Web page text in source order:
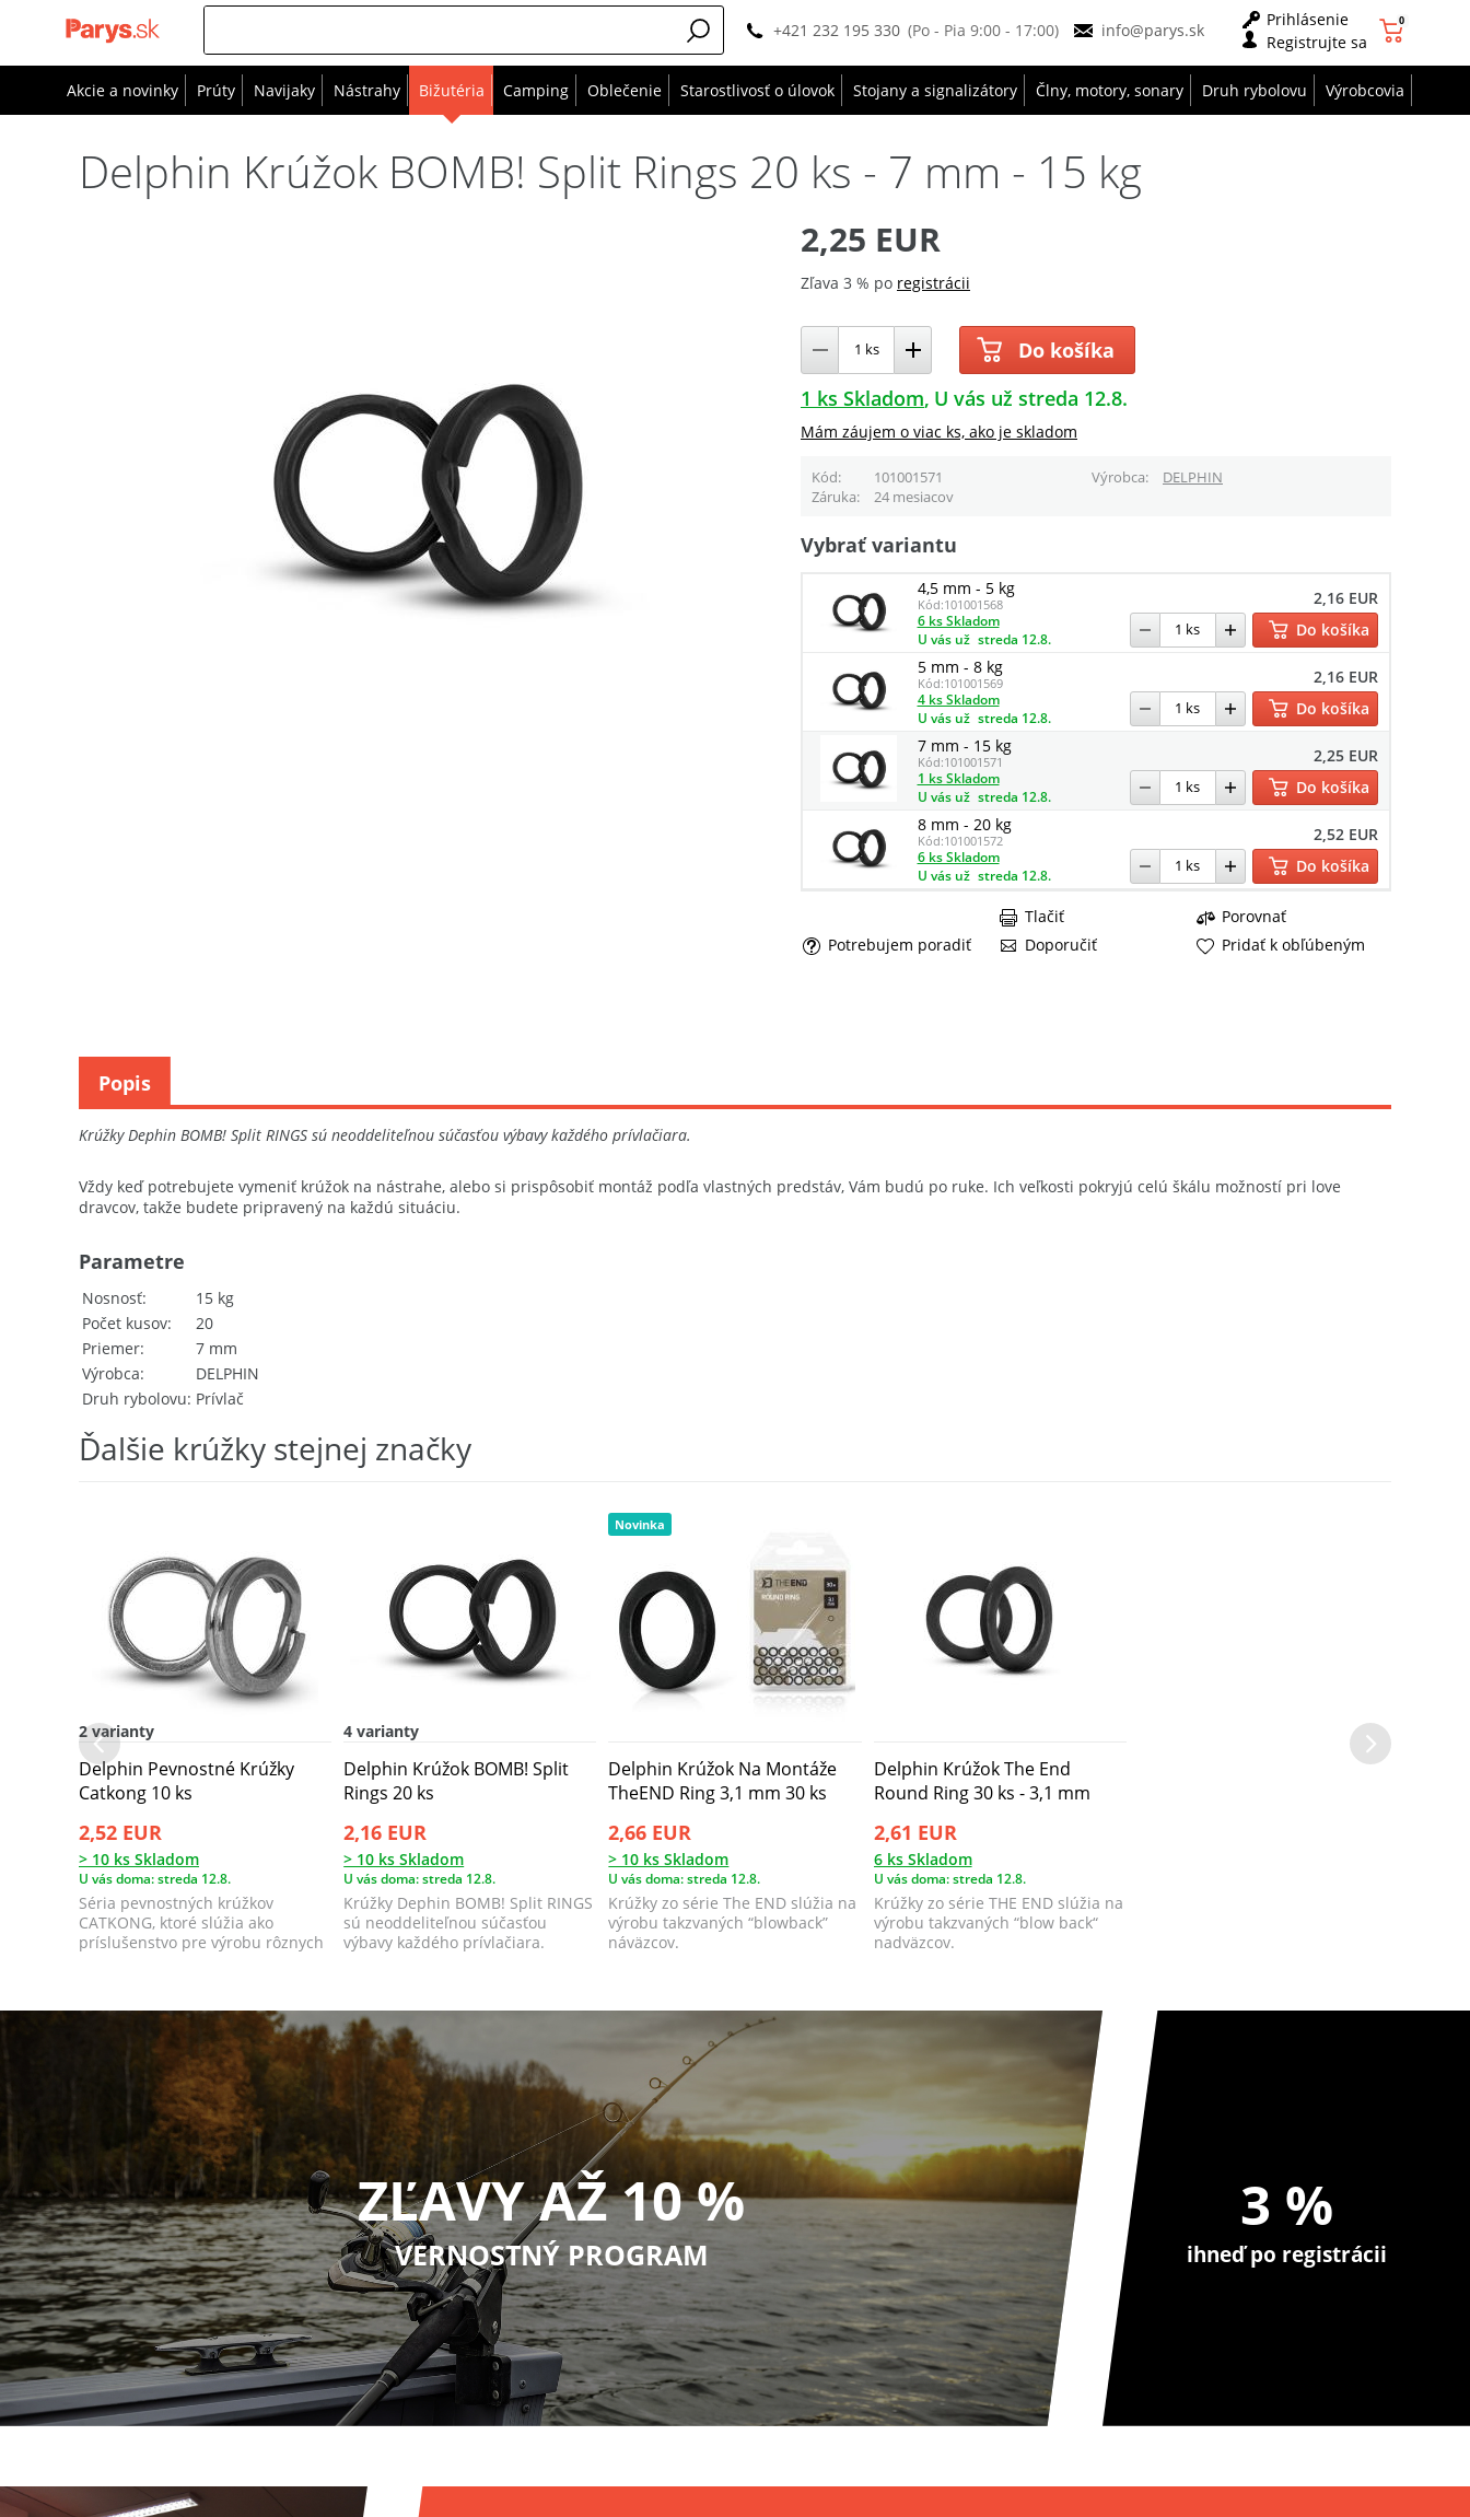
+421 232 195 330 (Po - Pia 9:00 - 17:00) info@parys.sk
Prihlásenie
Registrujte sa
0
Akcie a novinky Prúty Navijaky Nástrahy Bižutéria Camping Oblečenie Starostlivosť o úlovok Stojany a signalizátory Člny, motory, sonary Druh rybolovu Výrobcovia
Delphin Krúžok BOMB! Split Rings 20 ks - 7 mm - 15 kg
2,25 EUR
Zľava 3 % po registrácii
Do košíka
1 ks Skladom U vás už streda 12.8.
Mám záujem o viac ks, ako je skladom
Kód 101001571 Výrobca
DELPHIN
Záruka
24 mesiacov
Vybrať variantu
4,5 mm - 5 kg
Kód:101001568 2,16 EUR
6 ks Skladom
U vás už streda 12.8.
Do košíka
5 mm - 8 kg
Kód:101001569 2,16 EUR
4 ks Skladom
U vás už streda 12.8.
Do košíka
7 mm - 15 kg
Kód:101001571 2,25 EUR
1 ks Skladom
U vás už streda 12.8.
Do košíka
8 mm - 20 kg
Kód:101001572 2,52 EUR
6 ks Skladom
U vás už streda 12.8. Do košíka
Porovnať
Potrebujem poradiť
Doporučiť
Tlačiť
Pridať k obľúbeným
Krúžky Dephin BOMB! Split RINGS sú neoddeliteľnou súčasťou výbavy každého prívlačiara.
Vždy keď potrebujete vymeniť krúžok na nástrahe, alebo si prispôsobiť montáž podľa vlastných predstáv, Vám budú po ruke. Ich veľkosti pokryjú celú škálu možností pri love
dravcov, takže budete pripravený na každú situáciu.
Nosnosť
15 kg
Počet kusov
20
Priemer
7 mm
Výrobca
DELPHIN
Druh rybolovu Prívlač
Parametre
Popis
Ďalšie krúžky stejnej značky
2 varianty
Delphin Pevnostné Krúžky
Catkong 10 ks
2,52 EUR
> 10 ks Skladom
U vás doma: streda 12.8.
Séria pevnostných krúžkov
CATKONG, ktoré slúžia ako
príslušenstvo pre výrobu rôznych
4 varianty
Delphin Krúžok BOMB! Split
Rings 20 ks
2,16 EUR
> 10 ks Skladom
U vás doma: streda 12.8.
Krúžky Dephin BOMB! Split RINGS
sú neoddeliteľnou súčasťou
výbavy každého prívlačiara.
Novinka
Delphin Krúžok Na Montáže
TheEND Ring 3,1 mm 30 ks
2,66 EUR
> 10 ks Skladom
U vás doma: streda 12.8.
Krúžky zo série The END slúžia na
výrobu takzvaných “blowback”
náväzcov.
Delphin Krúžok The End
Round Ring 30 ks - 3,1 mm
2,61 EUR
6 ks Skladom
U vás doma: streda 12.8.
Krúžky zo série THE END slúžia na
výrobu takzvaných “blow back“
nadväzcov.
ZĽAVY AŽ 10 %
VERNOSTNÝ PROGRAM
3 %
ihneď po registrácii